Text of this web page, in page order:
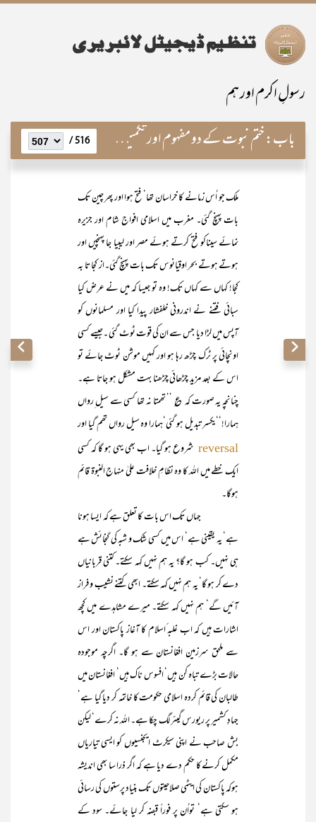
رسولِ اکرم اور ہم
باب:ختم نبوت کے دو مفہوم اور تکمیل رسالت کےعملی تقاضے 516 /
ملک جو اُس زمانے کا خراسان تھا‘ فتح ہوا اور پھر چین تک
بات پہنچ گئی۔ مغرب میں اسلامی افواج شام اور جزیرہ
نمائے سیناکو فتح کرتے ہوئے مصر اور لیبیا جا پہنچیں اور
ہوتے ہوتے بحر اوقیانوس تک بات پہنچ گئی۔از کجا تا بہ
کجا! کہاں سے کہاں تک! وہ تو جیسا کہ میں نے عرض کیا
سبائی فتنے نے اندرونی خلفشار پیدا کیا اور مسلمانوں کو
آپس میں لڑا دیا جس سے ان کی قوت ٹوٹ گئی ۔جیسے کسی
اونچائی پر ٹرک چڑھ رہا ہو اور کہیں موشن ٹوٹ جائے تو
اس کے بعد مزید چڑھائی چڑھنا بہت مشکل ہو جاتا ہے۔
چنانچہ یہ صورت کہ ؏ ’’ تھمتا نہ تھا کسی سے سیل ِرواں
ہمارا!‘‘یکسر تبدیل ہو گئی‘ہمارا وہ سیل رواں تھم گیا اور
reversal شروع ہو گیا۔ اب بھی یہی ہو گا کہ کسی
ایک خطے میں اللہ کا وہ نظامِ خلافت علیٰ منہاج النبوۃ قائم
ہوگا۔
جہاں تک اس بات کا تعلق ہے کہ ایسا ہونا
ہے‘ یہ یقینی ہے‘ اس میں کسی شک و شبہ کی گنجائش ہے
ہی نہیں۔ کب ہو گا؟ یہ ہم نہیں کہہ سکتے۔ کتنی قربانیاں
دے کر ہو گا‘ یہ ہم نہیں کہہ سکتے۔ ابھی کتنے نشیب و فراز
آئیں گے‘ ہم نہیں کہہ سکتے۔ میرے مشاہدے میں کچھ
اشارات ہیں کہ اب غلبہ ٔاسلام کا آغاز پاکستان اور اس
سے ملحق سرزمین افغانستان سے ہو گا۔ اگرچہ موجودہ
حالات بڑے تباہ کن ہیں‘ افسوس ناک ہیں‘ افغانستان میں
طالبان کی قائم کردہ اسلامی حکومت کا خاتمہ کر دیا گیا ہے‘
جہادِ کشمیر پر ریورس گیئر لگ چکا ہے۔ اللہ نہ کرے‘ لیکن
بش صاحب نے اپنی سیکرٹ ایجنسیوں کو ایسی تیاریاں
مکمل کرنے کا حکم دے دیا ہے کہ اگر ذرا سا بھی اندیشہ
ہوکہ پاکستان کی ایٹمی صلاحیتوں تک بنیاد پرستوں کی رسائی
ہو سکتی ہے‘ تواُن پر فوراً قبضہ کر لیا جائے۔ سود کے